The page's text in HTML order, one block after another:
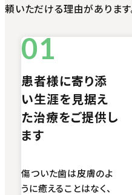
頼いただける理由があります
患者様に寄り添
い生涯を見据え
た治療をご提供し
ます
傷ついた歯は皮膚のよ
うに癒えることはなく、